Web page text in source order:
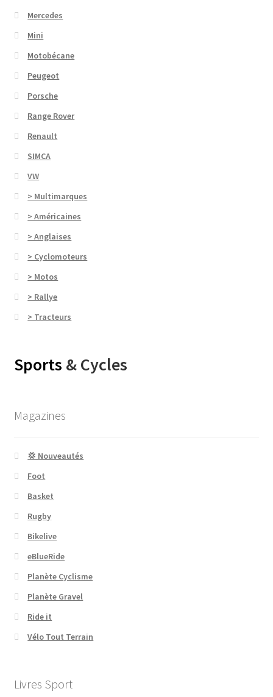
Mercedes
Mini
Motobécane
Peugeot
Porsche
Range Rover
Renault
SIMCA
VW
> Multimarques
> Américaines
> Anglaises
> Cyclomoteurs
> Motos
> Rallye
> Tracteurs
Sports & Cycles
Magazines
💢 Nouveautés
Foot
Basket
Rugby
Bikelive
eBlueRide
Planète Cyclisme
Planète Gravel
Ride it
Vélo Tout Terrain
Livres Sport